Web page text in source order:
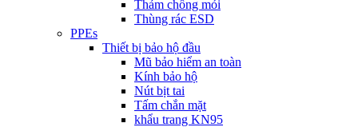
Thảm chống mỏi
Thùng rác ESD
PPEs
Thiết bị bảo hộ đầu
Mũ bảo hiểm an toàn
Kính bảo hộ
Nút bịt tai
Tấm chắn mặt
khẩu trang KN95